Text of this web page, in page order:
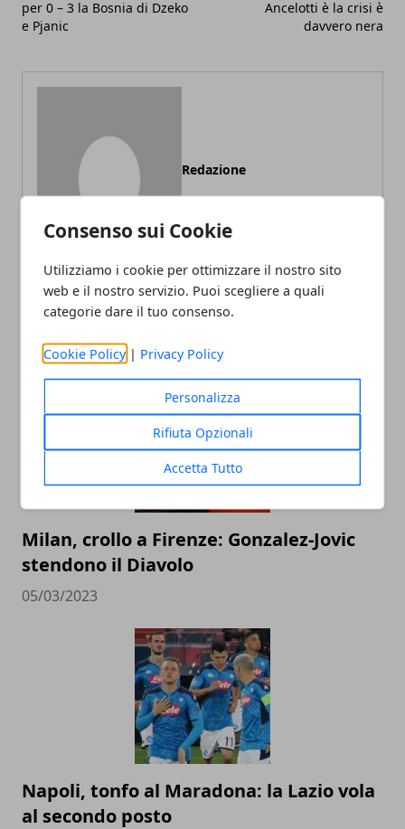
Consenso sui Cookie
Utilizziamo i cookie per ottimizzare il nostro sito
web e il nostro servizio. Puoi scegliere a quali
categorie dare il tuo consenso.
Cookie Policy | Privacy Policy
Personalizza
Rifiuta Opzionali
Accetta Tutto
per 0 – 3 la Bosnia di Dzeko
e Pjanic
Ancelotti è la crisi è
davvero nera
Redazione
ARTICOLI CORRELATI
Milan, crollo a Firenze: Gonzalez-Jovic
stendono il Diavolo
05/03/2023
Napoli, tonfo al Maradona: la Lazio vola
al secondo posto